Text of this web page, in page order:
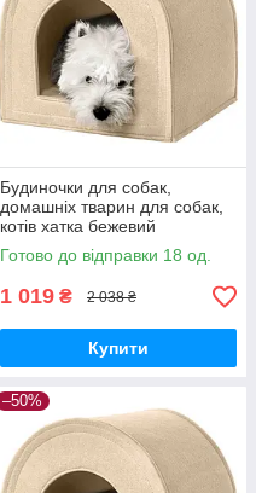
Будиночки для собак,
домашніх тварин для собак,
котів хатка бежевий
Готово до відправки 18 од.
1 019 ₴ 2 038 ₴
Купити
–50%